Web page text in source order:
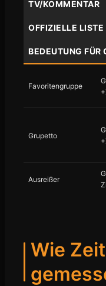
TV/KOMMENTAR
OFFIZIELLE LISTE
BEDEUTUNG FÜR
Favoritengruppe
Grupetto
Ausreißer
Wie